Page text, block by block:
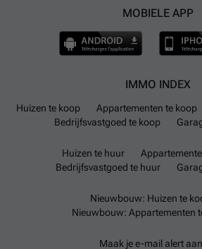
MOBIELE APP
IMMO INDEX
Huizen te koop Appartementen te koop
Bedrijfsvastgoed te koop
Huizen te huur
Bedrijfsvastgoed te huur
Nieuwbouw: Huizen te
Nieuwbouw: Appartementen
Maak je e-mail alert aan